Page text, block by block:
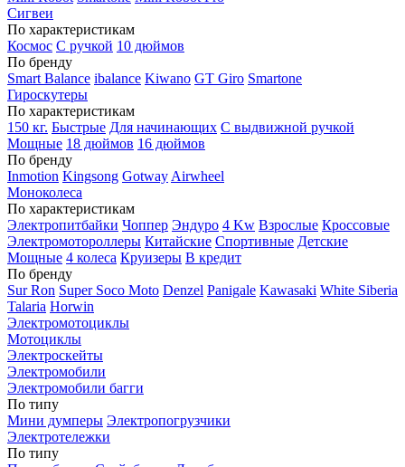
Сигвеи
По характеристикам
Космос С ручкой 10 дюймов
По бренду
Smart Balance ibalance Kiwano GT Giro Smartone
Гироскутеры
По характеристикам
150 кг. Быстрые Для начинающих С выдвижной ручкой
Мощные 18 дюймов 16 дюймов
По бренду
Inmotion Kingsong Gotway Airwheel
Моноколеса
По характеристикам
Электропитбайки Чоппер Эндуро 4 Kw Взрослые Кроссовые
Электромотороллеры Китайские Спортивные Детские
Мощные 4 колеса Круизеры В кредит
По бренду
Sur Ron Super Soco Moto Denzel Panigale Kawasaki White Siberia
Talaria Horwin
Электромотоциклы
Мотоциклы
Электроскейты
Электромобили
Электромобили багги
По типу
Мини думперы Электропогрузчики
Электротележки
По типу